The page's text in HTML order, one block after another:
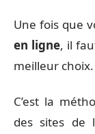
Une fois que
en ligne, il
meilleur choix.
C’est la
des sites de